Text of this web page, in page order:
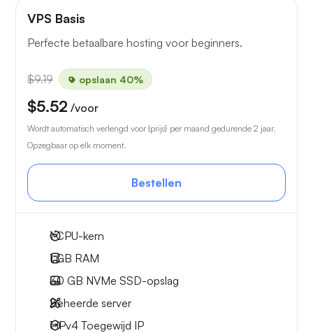
VPS Basis
Perfecte betaalbare hosting voor beginners.
$9.19 opslaan 40%
$5.52 /voor
Wordt automatisch verlengd voor {prijs} per maand gedurende 2 jaar.
Opzegbaar op elk moment.
Bestellen
1CPU-kern
1 GB RAM
30 GB NVMe SSD-opslag
Beheerde server
1 IPv4 Toegewijd IP